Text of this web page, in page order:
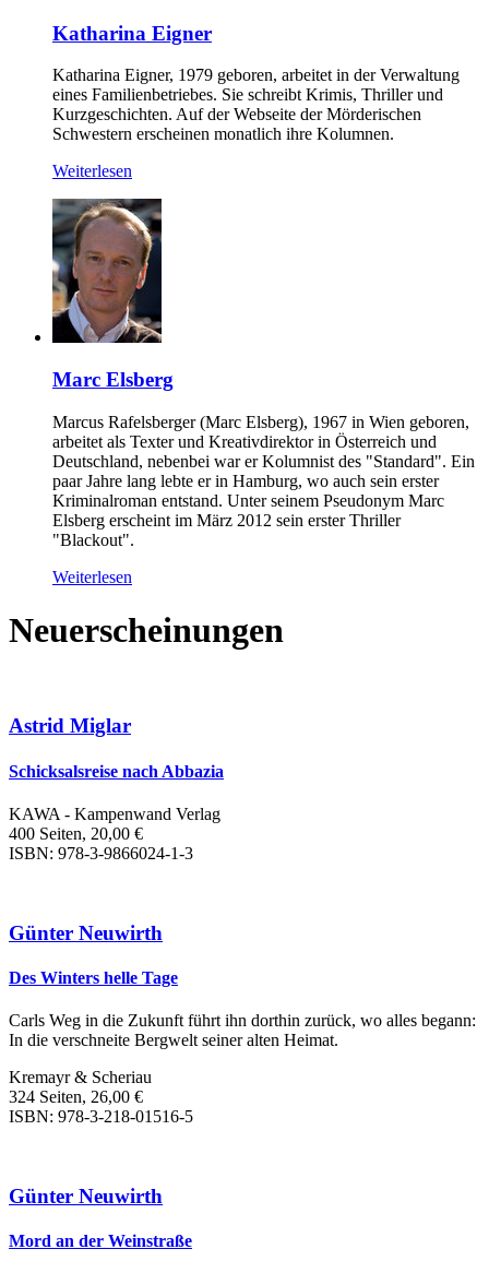
Katharina Eigner
Katharina Eigner, 1979 geboren, arbeitet in der Verwaltung
eines Familienbetriebes. Sie schreibt Krimis, Thriller und
Kurzgeschichten. Auf der Webseite der Mörderischen
Schwestern erscheinen monatlich ihre Kolumnen.
Weiterlesen
Marc Elsberg
Marcus Rafelsberger (Marc Elsberg), 1967 in Wien geboren,
arbeitet als Texter und Kreativdirektor in Österreich und
Deutschland, nebenbei war er Kolumnist des "Standard". Ein
paar Jahre lang lebte er in Hamburg, wo auch sein erster
Kriminalroman entstand. Unter seinem Pseudonym Marc
Elsberg erscheint im März 2012 sein erster Thriller
"Blackout".
Weiterlesen
Neuerscheinungen
Astrid Miglar
Schicksalsreise nach Abbazia
KAWA - Kampenwand Verlag
400 Seiten, 20,00 €
ISBN: 978-3-9866024-1-3
Günter Neuwirth
Des Winters helle Tage
Carls Weg in die Zukunft führt ihn dorthin zurück, wo alles begann:
In die verschneite Bergwelt seiner alten Heimat.
Kremayr & Scheriau
324 Seiten, 26,00 €
ISBN: 978-3-218-01516-5
Günter Neuwirth
Mord an der Weinstraße